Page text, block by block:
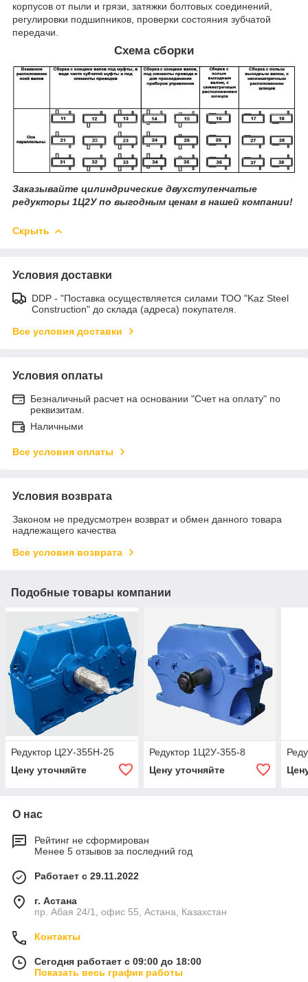
корпусов от пыли и грязи, затяжки болтовых соединений,
регулировки подшипников, проверки состояния зубчатой
передачи.
Схема сборки
Заказывайте цилиндрические двухступенчатые
редукторы 1Ц2У по выгодным ценам в нашей компании!
Скрыть
Условия доставки
DDP - "Поставка осуществляется силами ТОО "Kaz Steel
Construction" до склада (адреса) покупателя.
Все условия доставки
Условия оплаты
Безналичный расчет на основании "Счет на оплату" по
реквизитам.
Наличными
Все условия оплаты
Условия возврата
Законом не предусмотрен возврат и обмен данного товара
надлежащего качества
Все условия возврата
Подобные товары компании
Редуктор Ц2У-355Н-25
Цену уточняйте
Редуктор 1Ц2У-355-8
Цену уточняйте
О нас
Рейтинг не сформирован
Менее 5 отзывов за последний год
Работает с 29.11.2022
г. Астана
пр. Абая 24/1, офис 55, Астана, Казахстан
Контакты
Сегодня работает с 09:00 до 18:00
Показать весь график работы